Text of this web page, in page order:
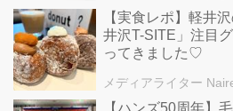
【実食レポ】軽井
井沢T-SITE」注目
ってきました♡
メディアライター